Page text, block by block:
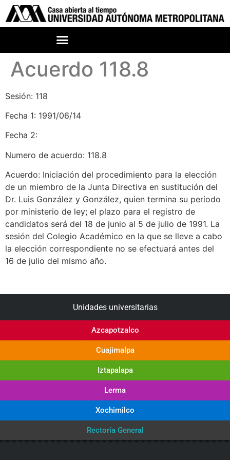
Acuerdo 118.8
Sesión: 118
Fecha 1: 1991/06/14
Fecha 2:
Numero de acuerdo: 118.8
Acuerdo: Iniciación del procedimiento para la elección
de un miembro de la Junta Directiva en sustitución del
Dr. Luis González y González, quien termina su período
por ministerio de ley; el plazo para el registro de
candidatos será del 18 de junio al 5 de julio de 1991. La
sesión del Colegio Académico en la que se lleve a cabo
la elección correspondiente no se efectuará antes del
16 de julio del mismo año.
Unidades universitarias
Azcapotzalco
Cuajimalpa
Iztapalapa
Lerma
Xochimilco
Rectoría General